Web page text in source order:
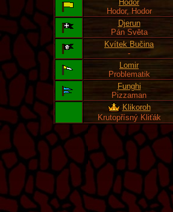
Hodor
Hodor, Hodor
Djerun
Pán Světa
Kvítek Bučina
-
Lomir
Problematik
Funghi
Pizzaman
Klikoroh
Krutopřísný Kliťák